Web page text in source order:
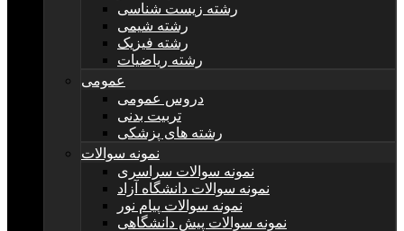
رشته زیست شناسی
رشته شیمی
رشته فیزیک
رشته ریاضیات
عمومی
دروس عمومی
تربیت بدنی
رشته های پزشکی
نمونه سوالات
نمونه سوالات سراسری
نمونه سوالات دانشگاه آزاد
نمونه سوالات پیام نور
نمونه سوالات پیش دانشگاهی